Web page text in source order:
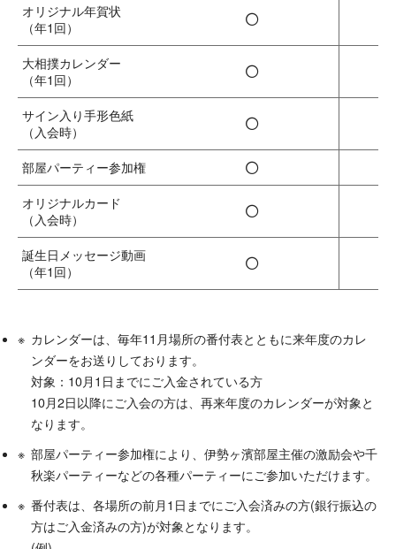
オリジナル年賀状
（年1回）
◯
大相撲カレンダー
（年1回）
◯
サイン入り手形色紙
（入会時）
◯
部屋パーティー参加権 ◯
オリジナルカード
（入会時）
◯
誕生日 メッセージ動画
（年1回）
◯
カレンダーは、毎年11月場所の番付表とともに来年度のカレ
ンダーをお送りしております。
対象：10月1日までにご入金されている方
10月2日以降にご入会の方は、再来年度のカレンダーが対象と
なります。
部屋パーティー参加権により、伊勢ヶ濱部屋主催の激励会や千
秋楽パーティーなどの各種パーティーにご参加いただけます。
番付表は、各場所の前月1日までにご入会済みの方(銀行振込の
方はご入金済みの方)が対象となります。